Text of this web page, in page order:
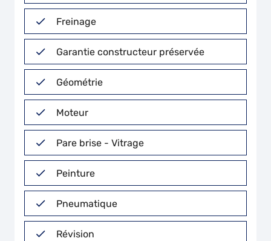
Freinage
Garantie constructeur préservée
Géométrie
Moteur
Pare brise - Vitrage
Peinture
Pneumatique
Révision